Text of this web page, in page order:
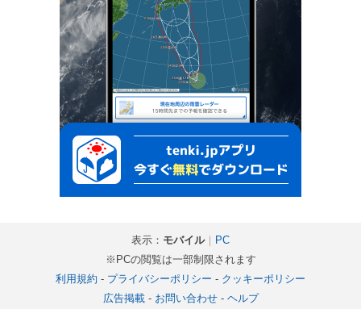
表示： モバイル｜ PC
※PCの閲覧は一部制限されます
利用規約 - プライバシーポリシー - クッキーポリシー
広告掲載- お問い合わせ- ヘルプ